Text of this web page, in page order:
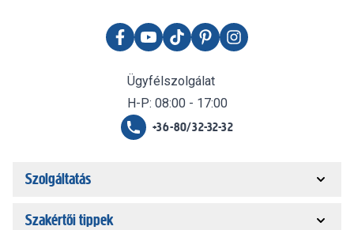
Ügyfélszolgálat
H-P: 08:00 - 17:00
+36-80/32-32-32
Szolgáltatás
Szakértői tippek